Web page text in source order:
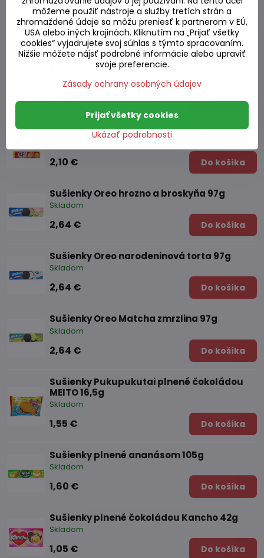
Skladom
2,80 € Do košíka
Sušienky plnené čokoládou Kancho Cup
Skladom
2,45 € Do košíka
Sušienky plnené syrovým krémom Na! 77g
2,10 € Do košíka
Sušienky Oreo hrozno a broskyňa 97g
Skladom
2,64 € Do košíka
Sušienky Oreo narodeninová torta 97g
Skladom
2,64 € Do košíka
Sušienky Oreo Matcha zmrzlina 97g
Skladom
2,64 € Do košíka
Sušienky Pukupukutai plnené čokoládou
MEITO 16,5g
Skladom
1,55 € Do košíka
Sušienky plnené ananásom 105g
Skladom
1,60 € Do košíka
Sušienky plnené čokoládou Kancho 42g
Skladom
1,05 € Do košíka
môžeme použiť nástroje a služby tretích strán a
zhromaždené údaje sa môžu preniesť k partnerom v EÚ,
USA alebo iných krajinách. Kliknutím na „Prijať všetky
cookies“ vyjadrujete svoj súhlas s týmto spracovaním.
Nižšie môžete nájsť podrobné informácie alebo upraviť
svoje preferencie.
Zásady ochrany osobných údajov
Ukázať podrobnosti
Prijať všetky cookies